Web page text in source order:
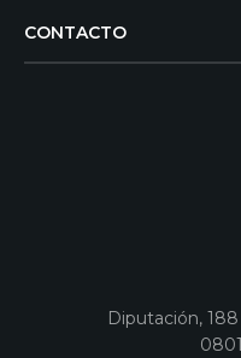
CONTACTO
Diputación,